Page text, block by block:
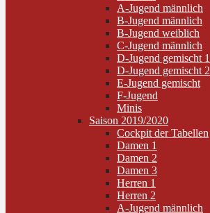
A-Jugend männlich
B-Jugend männlich
B-Jugend weiblich
C-Jugend männlich
D-Jugend gemischt 1
D-Jugend gemischt 2
E-Jugend gemischt
F-Jugend
Minis
Saison 2019/2020
Cockpit der Tabellen
Damen 1
Damen 2
Damen 3
Herren 1
Herren 2
A-Jugend männlich